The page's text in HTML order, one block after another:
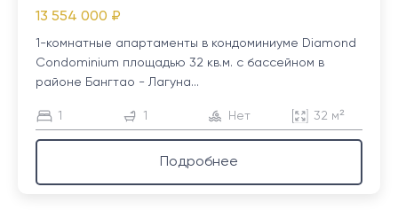
13 554 000 ₽
1-комнатные апартаменты в кондоминиуме Diamond
Condominium площадью 32 кв.м. с бассейном в
районе Бангтао - Лагуна...
1 1 Нет 32 м²
Подробнее